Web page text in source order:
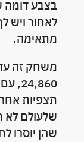
בצבע
לאחור ויש
מתאימה.
משחק זה עד
תצפיות
שלעולם לא
שהן יוסרו